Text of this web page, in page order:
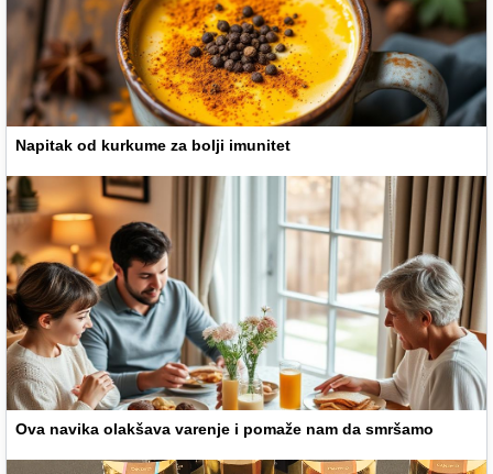
Napitak od kurkume za bolji imunitet
Ova navika olakšava varenje i pomaže nam da smršamo